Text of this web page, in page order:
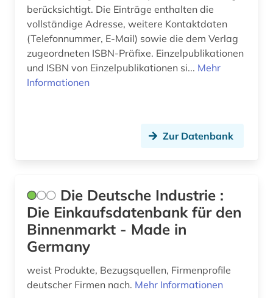
künste (1)
künstler (1)
leipzig (1)
massenkommunikation (2)
mecklenburg-vorpommern (1)
medizin (1)
medizinische ausbildung (1)
medizinische einrichtung (1)
berücksichtigt. Die Einträge enthalten die
vollständige Adresse, weitere Kontaktdaten
(Telefonnummer, E-Mail) sowie die dem Verlag
zugeordneten ISBN-Präfixe. Einzelpublikationen
und ISBN von Einzelpublikationen si... Mehr
Informationen
Zur Datenbank
Die Deutsche Industrie :
Die Einkaufsdatenbank für den
Binnenmarkt - Made in
Germany
weist Produkte, Bezugsquellen, Firmenprofile
deutscher Firmen nach. Mehr Informationen